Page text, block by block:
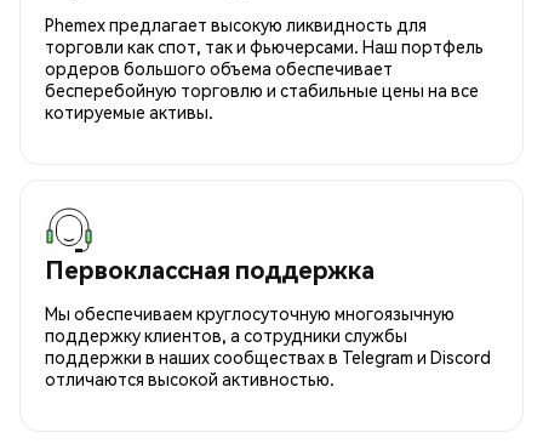
Phemex предлагает высокую ликвидность для
торговли как спот, так и фьючерсами. Наш портфель
ордеров большого объема обеспечивает
бесперебойную торговлю и стабильные цены на все
котируемые активы.
Первоклассная поддержка
Мы обеспечиваем круглосуточную многоязычную
поддержку клиентов, а сотрудники службы
поддержки в наших сообществах в Telegram и Discord
отличаются высокой активностью.